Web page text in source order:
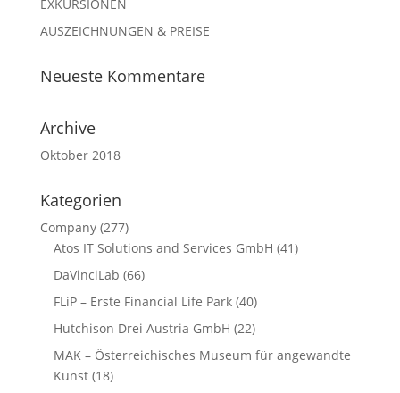
EXKURSIONEN
AUSZEICHNUNGEN & PREISE
Neueste Kommentare
Archive
Oktober 2018
Kategorien
Company(277)
Atos IT Solutions and Services GmbH (41)
DaVinciLab (66)
FLiP – Erste Financial Life Park(40)
Hutchison Drei Austria GmbH (22)
MAK – Österreichisches Museum für angewandte
Kunst(18)